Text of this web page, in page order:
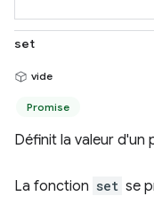
set
vide
Promise
Définit la valeur d'un
La fonction set se